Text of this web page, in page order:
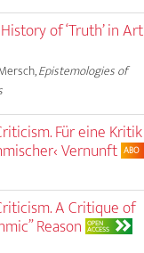
of ‘Truth’ in Art
Epistemologies of
Für eine Kritik
Vernunft ABO
A Critique of
Reason OPEN
ACCESS